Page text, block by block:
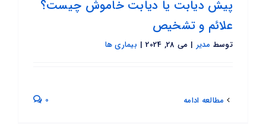
پیش دیابت یا دیابت خاموش چیست؟
علائم و تشخیص
توسط مدیر | می 28, 2024 | بیماری ها
مطالعه ادامه 0